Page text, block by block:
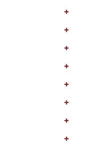
+
+
+
+
+
+
+
+